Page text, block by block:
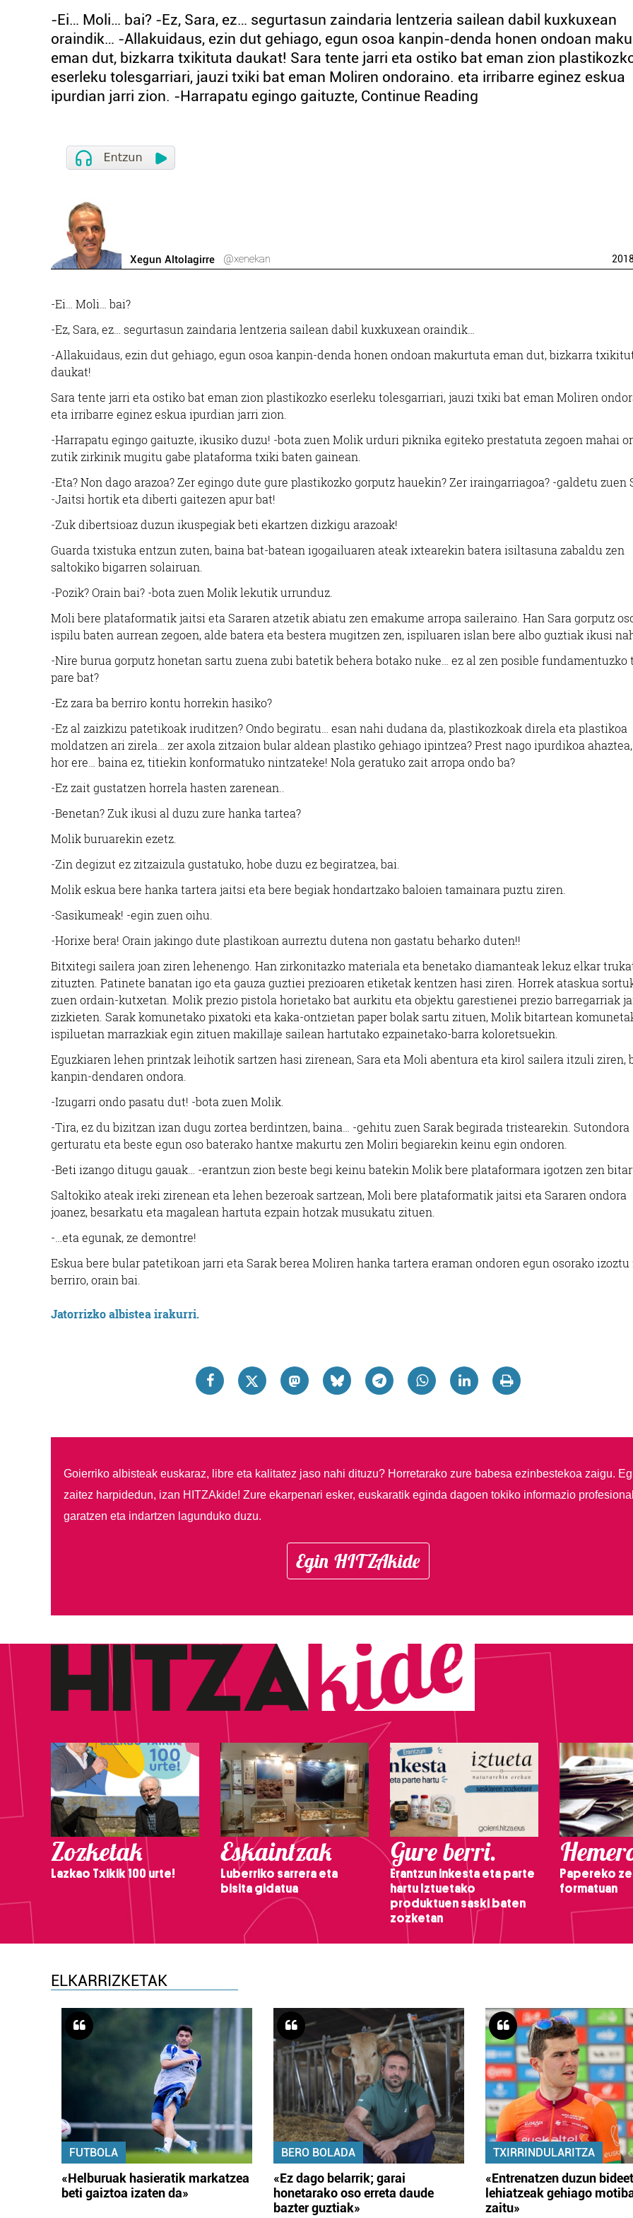
-Ei… Moli… bai? -Ez, Sara, ez… segurtasun zaindaria lentzeria sailean dabil kuxkuxean
oraindik… -Allakuidaus, ezin dut gehiago, egun osoa kanpin-denda honen ondoan
eman dut, bizkarra txikituta daukat! Sara tente jarri eta ostiko bat eman zion
eserleku tolesgarriari, jauzi txiki bat eman Moliren ondoraino. eta irribarre eginez eskua
ipurdian jarri zion. -Harrapatu egingo gaituzte, Continue Reading
Xegun Altolagirre @xenekan
-Ei… Moli… bai?
-Ez, Sara, ez… segurtasun zaindaria lentzeria sailean dabil kuxkuxean oraindik…
-Allakuidaus, ezin dut gehiago, egun osoa kanpin-denda honen ondoan makurtuta eman dut, bizkarra
daukat!
Sara tente jarri eta ostiko bat eman zion plastikozko eserleku tolesgarriari, jauzi txiki bat eman Moliren
eta irribarre eginez eskua ipurdian jarri zion.
-Harrapatu egingo gaituzte, ikusiko duzu! -bota zuen Molik urduri piknika egiteko prestatuta zegoen mahai
zutik zirkinik mugitu gabe plataforma txiki baten gainean.
-Eta? Non dago arazoa? Zer egingo dute gure plastikozko gorputz hauekin? Zer iraingarriagoa? -galdetu zuen
-Jaitsi hortik eta diberti gaitezen apur bat!
-Zuk dibertsioaz duzun ikuspegiak beti ekartzen dizkigu arazoak!
Guarda txistuka entzun zuten, baina bat-batean igogailuaren ateak ixtearekin batera isiltasuna zabaldu zen
saltokiko bigarren solairuan.
-Pozik? Orain bai? -bota zuen Molik lekutik urrunduz.
Moli bere plataformatik jaitsi eta Sararen atzetik abiatu zen emakume arropa saileraino. Han Sara gorputz
ispilu baten aurrean zegoen, alde batera eta bestera mugitzen zen, ispiluaren islan bere albo guztiak ikusi
-Nire burua gorputz honetan sartu zuena zubi batetik behera botako nuke… ez al zen posible fundamentuzko
pare bat?
-Ez zara ba berriro kontu horrekin hasiko?
-Ez al zaizkizu patetikoak iruditzen? Ondo begiratu… esan nahi dudana da, plastikozkoak direla eta plastikoa
moldatzen ari zirela… zer axola zitzaion bular aldean plastiko gehiago ipintzea? Prest nago ipurdikoa
hor ere… baina ez, titiekin konformatuko nintzateke! Nola geratuko zait arropa ondo ba?
-Ez zait gustatzen horrela hasten zarenean..
-Benetan? Zuk ikusi al duzu zure hanka tartea?
Molik buruarekin ezetz.
-Zin degizut ez zitzaizula gustatuko, hobe duzu ez begiratzea, bai.
Molik eskua bere hanka tartera jaitsi eta bere begiak hondartzako baloien tamainara puztu ziren.
-Sasikumeak! -egin zuen oihu.
-Horixe bera! Orain jakingo dute plastikoan aurreztu dutena non gastatu beharko duten!!
Bitxitegi sailera joan ziren lehenengo. Han zirkonitazko materiala eta benetako diamanteak lekuz elkar
zituzten. Patinete banatan igo eta gauza guztiei prezioaren etiketak kentzen hasi ziren. Horrek ataskua
zuen ordain-kutxetan. Molik prezio pistola horietako bat aurkitu eta objektu garestienei prezio barregarriak
zizkieten. Sarak komunetako pixatoki eta kaka-ontzietan paper bolak sartu zituen, Molik bitartean
ispiluetan marrazkiak egin zituen makillaje sailean hartutako ezpainetako-barra koloretsuekin.
Eguzkiaren lehen printzak leihotik sartzen hasi zirenean, Sara eta Moli abentura eta kirol sailera itzuli ziren,
kanpin-dendaren ondora.
-Izugarri ondo pasatu dut! -bota zuen Molik.
-Tira, ez du bizitzan izan dugu zortea berdintzen, baina… -gehitu zuen Sarak begirada tristearekin. Sutondora
gerturatu eta beste egun oso baterako hantxe makurtu zen Moliri begiarekin keinu egin ondoren.
-Beti izango ditugu gauak… -erantzun zion beste begi keinu batekin Molik bere plataformara igotzen zen
Saltokiko ateak ireki zirenean eta lehen bezeroak sartzean, Moli bere plataformatik jaitsi eta Sararen ondora
joanez, besarkatu eta magalean hartuta ezpain hotzak musukatu zituen.
-…eta egunak, ze demontre!
Eskua bere bular patetikoan jarri eta Sarak berea Moliren hanka tartera eraman ondoren egun osorako izoztu
berriro, orain bai.
Jatorrizko albistea irakurri.
Goierriko albisteak euskaraz, libre eta kalitatez jaso nahi dituzu? Horretarako zure babesa ezinbestekoa zaigu.
zaitez harpidedun, izan HITZAkide! Zure ekarpenari esker, euskaratik eginda dagoen tokiko informazio
garatzen eta indartzen lagunduko duzu.
Egin HITZAkide
Zozketak
Lazkao Txikik 100 urte!
Eskaintzak
Luberriko sarrera eta
bisita gidatua
Gure berri.
Erantzun inkesta eta parte
hartu Iztuetako
produktuen saski baten
zozketan
Papereko
formatuan
ELKARRIZKETAK
FUTBOLA
«Helburuak hasieratik markatzea
beti gaiztoa izaten da»
BERO BOLADA
«Ez dago belarrik; garai
honetarako oso erreta daude
bazter guztiak»
TXIRRINDULARITZA
«Entrenatzen duzun
lehiatzeak gehiago
zaitu»